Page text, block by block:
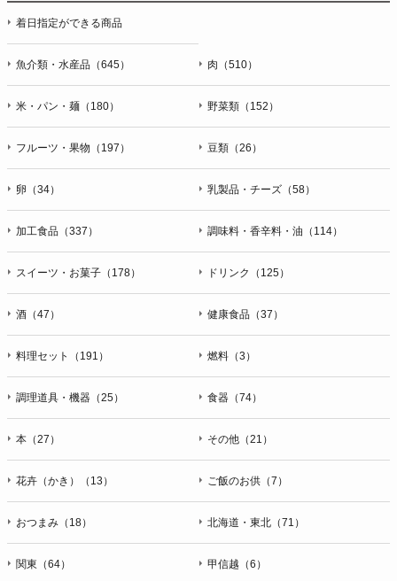
着日指定ができる商品
魚介類・水産品（645） 肉（510）
米・パン・麺（180） 野菜類（152）
フルーツ・果物（197） 豆類（26）
卵（34） 乳製品・チーズ（58）
加工食品（337） 調味料・香辛料・油（114）
スイーツ・お菓子（178） ドリンク（125）
酒（47） 健康食品（37）
料理セット（191） 燃料（3）
調理道具・機器（25） 食器（74）
本（27） その他（21）
花卉（かき）（13） ご飯のお供（7）
おつまみ（18） 北海道・東北（71）
関東（64） 甲信越（6）